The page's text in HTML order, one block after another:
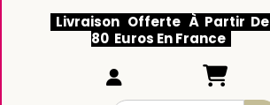
Livraison Offerte À Partir De
80 Euros En France